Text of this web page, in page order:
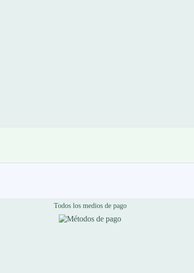
Todos los medios de pago